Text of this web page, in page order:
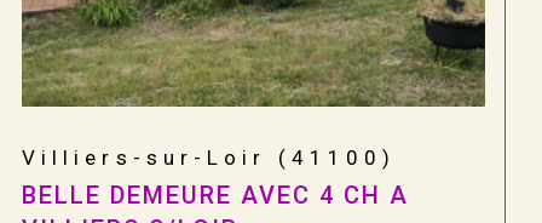
Vendôme (41100)
PROPRIÉTÉ 7 PIÈCES AU COEUR DE